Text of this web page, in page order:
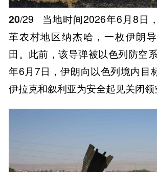
20/29
当地时间2026年6月8日
革农村地区纳杰哈，一枚伊朗
田。此前，该导弹被以色列防空
年6月7日，伊朗向以色列境内目
伊拉克和叙利亚为安全起见关闭领